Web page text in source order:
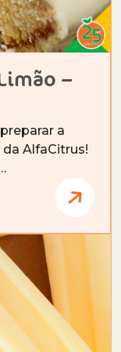
–
a
AlfaCitrus!